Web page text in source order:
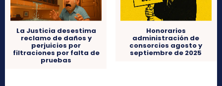
La Justicia desestima
reclamo de daños y
perjuicios por
filtraciones por falta de
pruebas
Honorarios
administración de
consorcios agosto y
septiembre de 2025